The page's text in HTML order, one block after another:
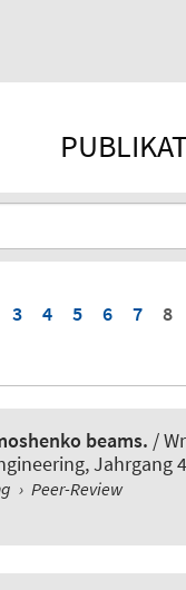
3 4 5 6 7 8
beams. /
, Jahrgang
› Peer-Review